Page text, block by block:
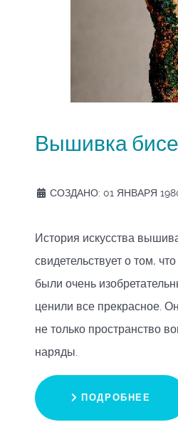
Вышивка
СОЗДАНО: 01 ЯНВАРЯ
История искусства
свидетельствует о том,
были очень
ценили все прекрасное.
не только пространство
наряды.
ПОДРОБНЕЕ